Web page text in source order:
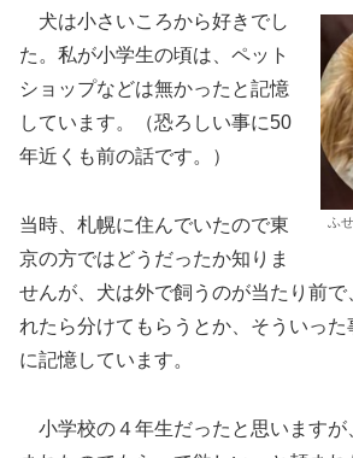
ふ
犬は小さいころから好きでし
た。私が小学生の頃は、ペット
ショップなどは無かったと記憶
しています。（恐ろしい事に50
年近くも前の話です。）
当時、札幌に住んでいたので東
京の方ではどうだったか知りま
せんが、犬は外で飼うのが当たり前で
れたら分けてもらうとか、そういった
に記憶しています。
小学校の４年生だったと思いますが